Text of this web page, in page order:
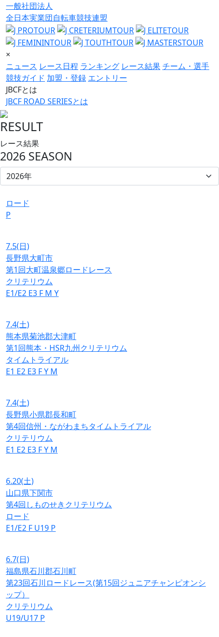
一般社団法人
全日本実業団自転車競技連盟
×
ニュース レース日程 ランキング レース結果チーム・選手
競技ガイド 加盟・登録 エントリー
JBCFとは
JBCF ROAD SERIESとは
RESULT
レース結果
2026 SEASON
ロード
P
7.5(日)
長野県大町市
第1回大町温泉郷ロードレース
クリテリウム
E1/E2 E3 F M Y
7.4(土)
熊本県菊池郡大津町
第1回熊本・HSR九州クリテリウム
タイムトライアル
E1 E2 E3 FY M
7.4(土)
長野県小県郡長和町
第4回信州・ながわまちタイムトライアル
クリテリウム
E1 E2 E3 FY M
6.20(土)
山口県下関市
第4回しものせきクリテリウム
ロード
E1/E2 F U19 P
6.7(日)
福島県石川郡石川町
第23回石川ロードレース(第15回ジュニアチャンピオンシ
ップ）
クリテリウム
U19/U17 P